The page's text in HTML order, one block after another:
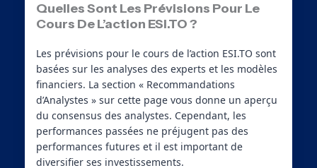
Quelles Sont Les Prévisions Pour Le
Cours De L’action ESI.TO ?
Les prévisions pour le cours de l’action ESI.TO sont
basées sur les analyses des experts et les modèles
financiers. La section « Recommandations
d’Analystes » sur cette page vous donne un aperçu
du consensus des analystes. Cependant, les
performances passées ne préjugent pas des
performances futures et il est important de
diversifier ses investissements.